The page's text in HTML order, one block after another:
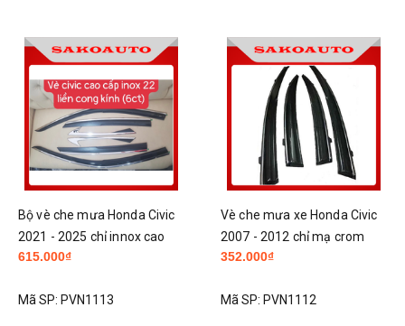
Bộ vè che mưa Honda Civic
2021 - 2025 chỉ innox cao
cấp 6 chi tiết liền chân kính
615.000₫
Mã SP: PVN1113
Vè che mưa xe Honda Civic
2007 - 2012 chỉ mạ crom
cao cấp
352.000₫
Mã SP: PVN1112